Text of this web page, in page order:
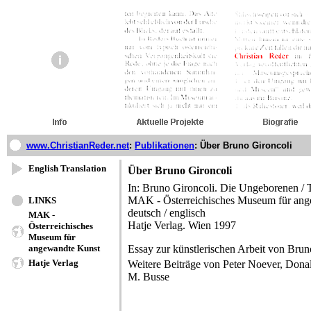
www.ChristianReder.net: Publikationen: Über Bruno Gironcoli
English Translation
LINKS
MAK -
Österreichisches
Museum für
angewandte Kunst
Hatje Verlag
Über Bruno Gironcoli
In: Bruno Gironcoli. Die Ungeborenen /
MAK - Österreichisches Museum für
deutsch / englisch
Hatje Verlag. Wien 1997
Essay zur künstlerischen Arbeit von
Weitere Beiträge von Peter Noever,
M. Busse